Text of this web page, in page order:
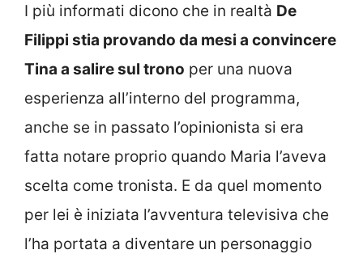
I più informati dicono che in realtà De
Filippi stia provando da mesi a convincere
Tina a salire sul trono per una nuova
esperienza all’interno del programma,
anche se in passato l’opinionista si era
fatta notare proprio quando Maria l’aveva
scelta come tronista. E da quel momento
per lei è iniziata l’avventura televisiva che
l’ha portata a diventare un personaggio